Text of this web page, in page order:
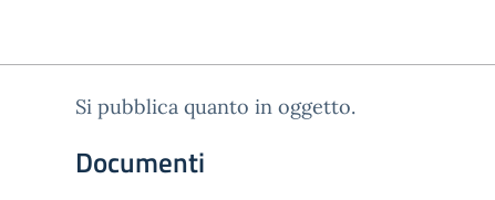
Si pubblica quanto in oggetto.
Documenti